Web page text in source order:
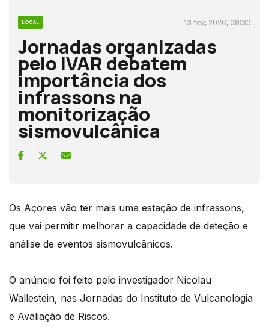
LOCAL 13 fev, 2026, 08:30
Jornadas organizadas
pelo IVAR debatem
importância dos
infrassons na
monitorização
sismovulcânica
Os Açores vão ter mais uma estação de infrassons,
que vai permitir melhorar a capacidade de deteção e
análise de eventos sismovulcânicos.
O anúncio foi feito pelo investigador Nicolau
Wallestein, nas Jornadas do Instituto de Vulcanologia
e Avaliação de Riscos.